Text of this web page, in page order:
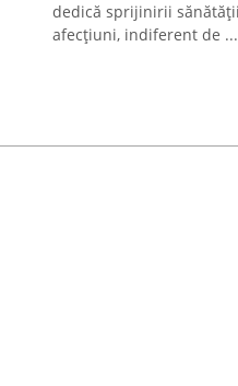
dedică sprijinirii
afecțiuni, indiferent de ...